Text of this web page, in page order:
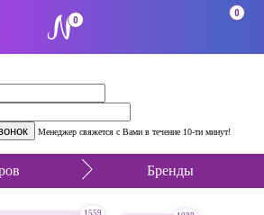
Менеджер свяжется с Вами в течение 10-ти минут!
0
0
Бренды
1559